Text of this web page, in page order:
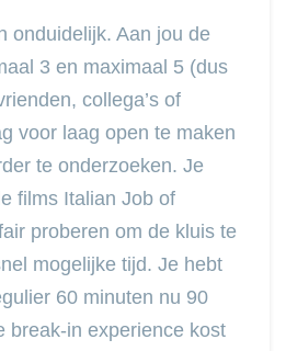
onduidelijk. Aan jou de
3 en maximaal 5 (dus
collega’s of
voor laag open te maken
te onderzoeken. Je
films Italian Job of
proberen om de kluis te
mogelijke tijd. Je hebt
60 minuten nu 90
break-in experience kost